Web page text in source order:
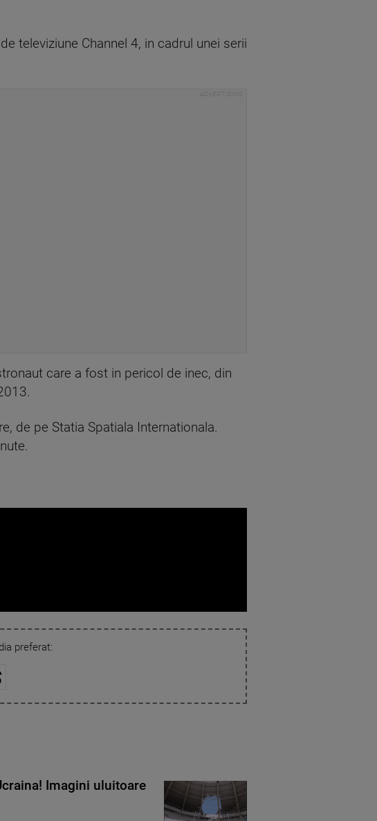
televiziune Channel 4, in cadrul unei serii
care a fost in pericol de inec, din
de pe Statia Spatiala Internationala.
preferat:
Imagini uluitoare